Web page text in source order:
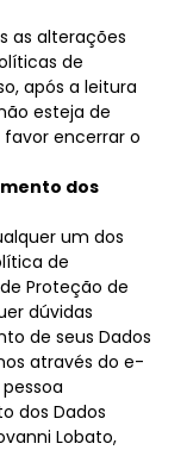
as alterações
de
após a leitura
esteja de
encerrar o
dos
um dos
de
Proteção de
dúvidas
de seus Dados
através do e-
pessoa
dos Dados
Lobato,